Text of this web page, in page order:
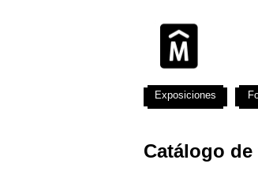
Catálogo
Exposiciones